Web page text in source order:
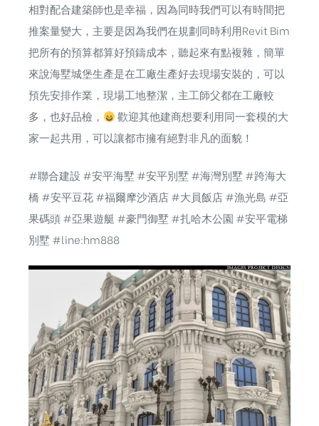
相對配合建築師也是幸福，因為同時我們可以有時間把
推案量變大，主要是因為我們在規劃同時利用Revit Bim
把所有的預算都算好預鑄成本，聽起來有點複雜，簡單
來說海墅城堡生產是在工廠生產好去現場安裝的，可以
預先安排作業，現場工地整潔，主工師父都在工廠較
多，也好品檢，
歡迎其他建商想要利用同一套模的大
家一起共用，可以讓都市擁有絕對非凡的面貌！
#聯合建設 #安平海墅 #安平別墅 #海灣別墅 #跨海大
橋 #安平豆花#福爾摩沙酒店#大員飯店#漁光島 #亞
果碼頭#亞果遊艇 #豪門御墅 #扎哈木公園 #安平電梯
別墅 #line:hm888
含日本